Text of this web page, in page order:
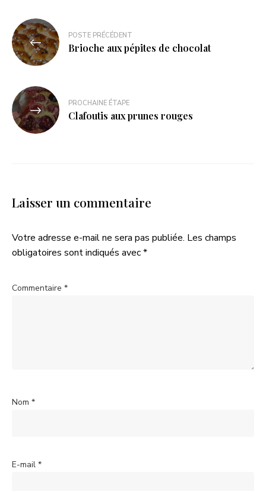
POSTE PRÉCÉDENT
Brioche aux pépites de chocolat
PROCHAINE ÉTAPE
Clafoutis aux prunes rouges
Laisser un commentaire
Votre adresse e-mail ne sera pas publiée. Les champs
obligatoires sont indiqués avec*
Commentaire *
Nom *
E-mail *